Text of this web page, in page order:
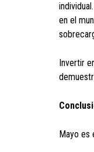
en el
Invertir
Mayo es